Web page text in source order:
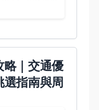
略｜交通優
指南與周